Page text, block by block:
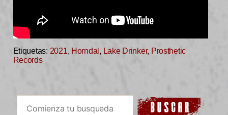
Etiquetas: 2021, Horndal , Lake Drinker, Prosthetic
Records